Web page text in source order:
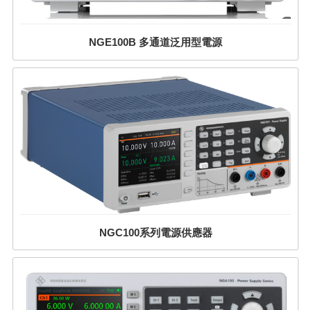
NGE100B 多通道泛用型電源
NGC100系列電源供應器